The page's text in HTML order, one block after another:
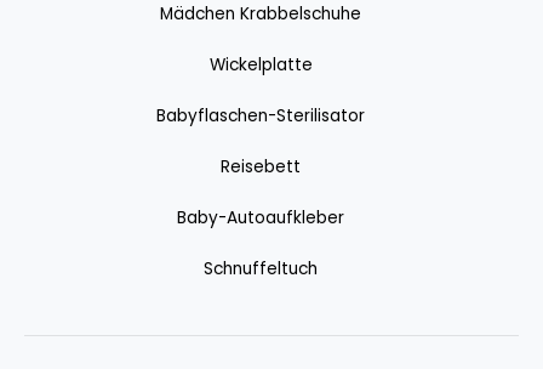
Mädchen Krabbelschuhe
Wickelplatte
Babyflaschen-Sterilisator
Reisebett
Baby-Autoaufkleber
Schnuffeltuch